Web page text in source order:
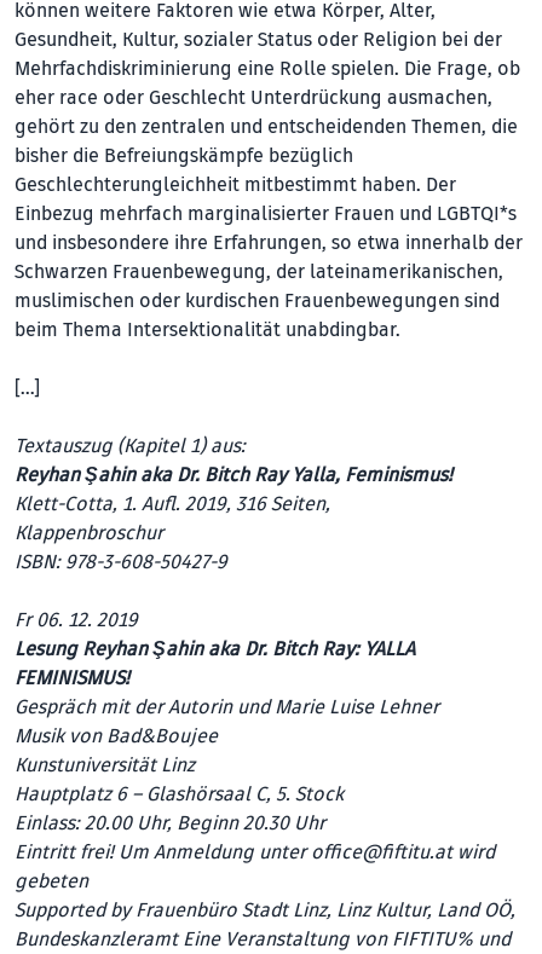
können weitere Faktoren wie etwa Körper, Alter,
Gesundheit, Kultur, sozialer Status oder Religion bei der
Mehrfachdiskriminierung eine Rolle spielen. Die Frage, ob
eher race oder Geschlecht Unterdrückung ausmachen,
gehört zu den zentralen und entscheidenden Themen, die
bisher die Befreiungskämpfe bezüglich
Geschlechterungleichheit mitbestimmt haben. Der
Einbezug mehrfach marginalisierter Frauen und LGBTQI*s
und insbesondere ihre Erfahrungen, so etwa innerhalb der
Schwarzen Frauenbewegung, der lateinamerikanischen,
muslimischen oder kurdischen Frauenbewegungen sind
beim Thema Intersektionalität unabdingbar.
[…]
Textauszug (Kapitel 1) aus:
Reyhan Şahin aka Dr. Bitch Ray Yalla, Feminismus!
Klett-Cotta, 1. Aufl. 2019, 316 Seiten,
Klappenbroschur
ISBN: 978-3-608-50427-9
Fr 06. 12. 2019
Lesung Reyhan Şahin aka Dr. Bitch Ray: YALLA
FEMINISMUS!
Gespräch mit der Autorin und Marie Luise Lehner
Musik von Bad&Boujee
Kunstuniversität Linz
Hauptplatz 6 – Glashörsaal C, 5. Stock
Einlass: 20.00 Uhr, Beginn 20.30 Uhr
Eintritt frei! Um Anmeldung unter office@fiftitu.at wird
gebeten
Supported by Frauenbüro Stadt Linz, Linz Kultur, Land OÖ,
Bundeskanzleramt Eine Veranstaltung von FIFTITU% und